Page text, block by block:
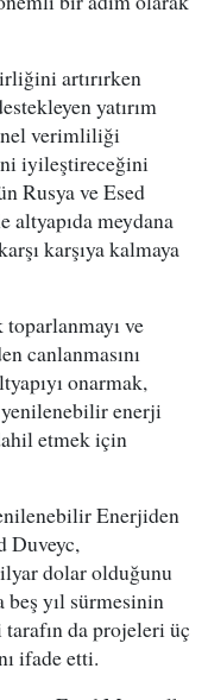
artırırken
yatırım
verimliliği
iyileştireceğini
Rusya ve Esed
altyapıda meydana
karşıya kalmaya
ve
canlanmasını
onarmak,
yenilenebilir enerji
etmek için
Enerjiden
Duveyc,
dolar olduğunu
beş yıl sürmesinin
da projeleri üç
ifade etti.